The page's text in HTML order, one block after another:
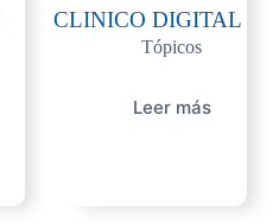
CLINICO DIGITAL
Tópicos
Leer más